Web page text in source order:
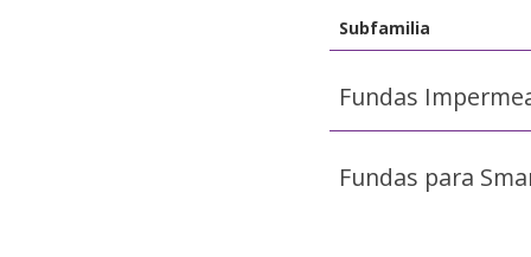
Subfamilia
Fundas
Fundas para